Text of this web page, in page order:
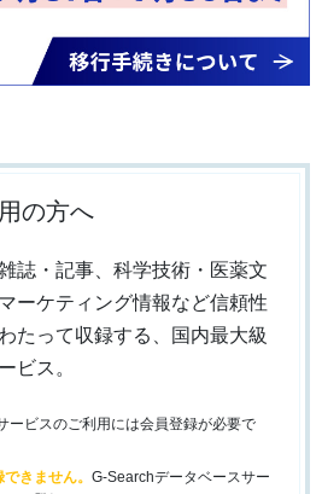
の方へ
誌・記事、科学技術・医薬文
ーケティング情報など信頼性
たって収録する、国内最大級
ビス。
ービスのご利用には会員登録が必要で
きません。 G-Searchデータベースサー